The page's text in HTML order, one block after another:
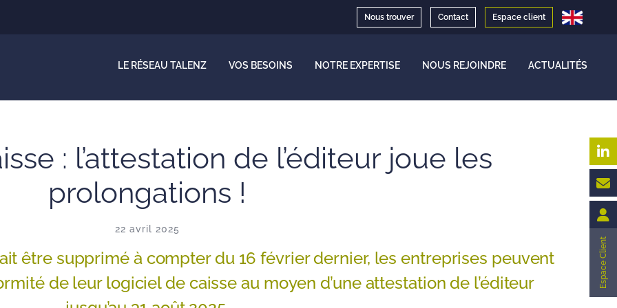
Nous trouver Contact Espace client
LE RÉSEAU TALENZ VOS BESOINS NOTRE EXPERTISE NOUS REJOINDRE ACTUALITÉS
: l’attestation de l’éditeur joue les
prolongations !
22 avril 2025
être supprimé à compter du 16 février dernier, les entreprises peuvent
de leur logiciel de caisse au moyen d’une attestation de l’éditeur
Espace Client